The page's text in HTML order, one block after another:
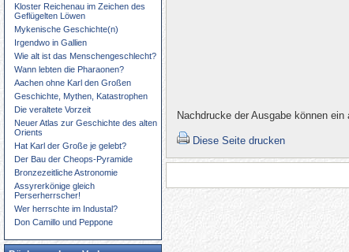
Nachdrucke der Ausgabe können ein
Diese Seite drucken
Kloster Reichenau im Zeichen des
Geflügelten Löwen
Mykenische Geschichte(n)
Irgendwo in Gallien
Wie alt ist das Menschengeschlecht?
Wann lebten die Pharaonen?
Aachen ohne Karl den Großen
Geschichte, Mythen, Katastrophen
Die veraltete Vorzeit
Neuer Atlas zur Geschichte des alten
Orients
Hat Karl der Große je gelebt?
Der Bau der Cheops-Pyramide
Bronzezeitliche Astronomie
Assyrerkönige gleich
Perserherrscher!
Wer herrschte im Industal?
Don Camillo und Peppone